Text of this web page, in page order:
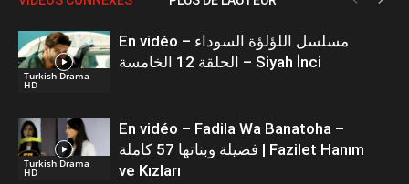
Turkish Drama
HD
En vidéo – مسلسل اللؤلؤة السوداء
الحلقة 12 الخامسة – Siyah İnci
Turkish Drama
HD
En vidéo – Fadila Wa Banatoha –
فضيلة وبناتها 57 كاملة | Fazilet Hanım
ve Kızları